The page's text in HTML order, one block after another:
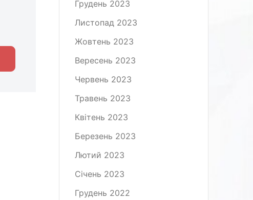
Грудень 2023
Листопад 2023
Жовтень 2023
Вересень 2023
Червень 2023
Травень 2023
Квітень 2023
Березень 2023
Лютий 2023
Січень 2023
Грудень 2022